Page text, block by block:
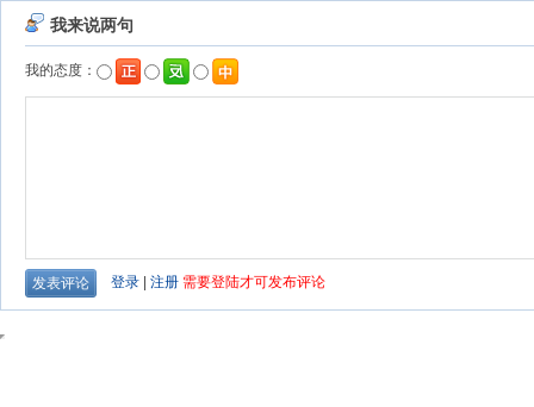
我来说两句
我的态度：
登录 注册 需要登陆才可发布评论